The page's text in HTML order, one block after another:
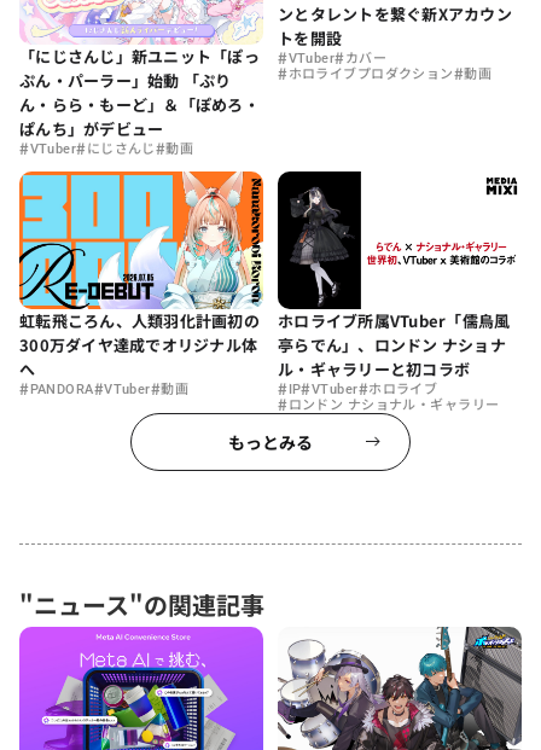
「にじさんじ」新ユニット「ぽっ
ぷん・パーラー」始動 「ぷり
ん・らら・もーど」＆「ぽめろ・
ぱんち」がデビュー
#VTuber#にじさんじ#動画
ンとタレントを繋ぐ新Xアカウン
トを開設
#VTuber#カバー
#ホロライブプロダクション#動画
虹転飛ころん、人類羽化計画初の
300万ダイヤ達成でオリジナル体
へ
#PANDORA#VTuber#動画
ホロライブ所属VTuber「儒烏風
亭らでん」、ロンドン ナショナ
ル・ギャラリーと初コラボ
#IP#VTuber#ホロライブ
#ロンドン ナショナル・ギャラリー
もっとみる
"ニュース"の関連記事